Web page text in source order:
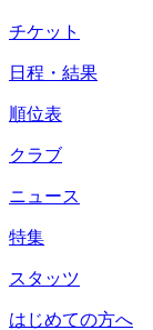
チケット
日程・結果
順位表
クラブ
ニュース
特集
スタッツ
はじめての方へ